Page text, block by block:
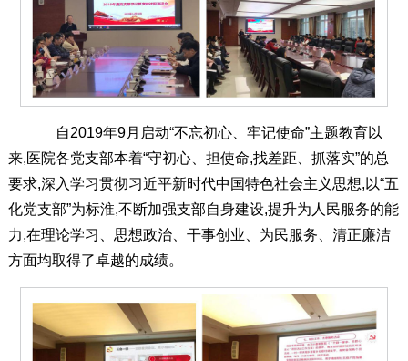
自2019年9月启动“不忘初心、牢记使命”主题教育以
来,医院各党支部本着“守初心、担使命,找差距、抓落实”的总
要求,深入学习贯彻习近平新时代中国特色社会主义思想,以“五
化党支部”为标淮,不断加强支部自身建设,提升为人民服务的能
力,在理论学习、思想政治、干事创业、为民服务、清正廉洁
方面均取得了卓越的成绩。